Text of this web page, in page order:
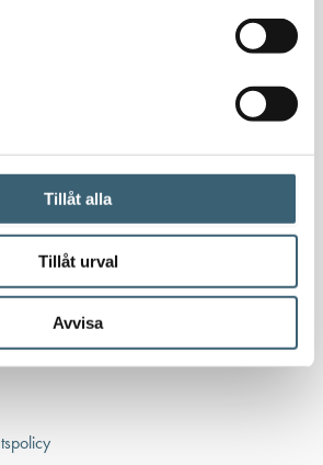
Tillåt alla
Tillåt urval
Avvisa